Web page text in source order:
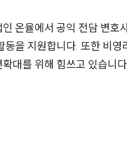
온율에서 공익 전담 변
을 지원합니다. 또한 비
대를 위해 힘쓰고 있습니다.